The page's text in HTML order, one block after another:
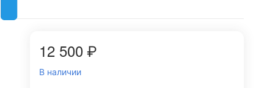
12 500₽
В наличии